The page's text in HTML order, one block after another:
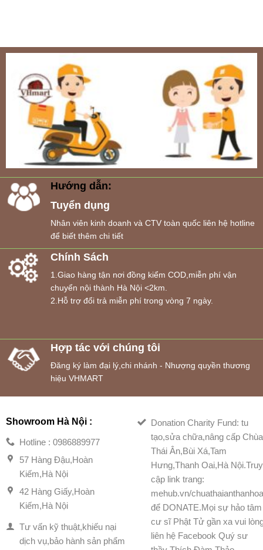
Hướng dẫn:
Tuyển dụng
Nhân viên kinh doanh và CTV toàn quốc liên hệ hotline
để biết thêm chi tiết
Chính Sách
1.Giao hàng tận nơi đồng kiểm COD,miễn phí vận
chuyển nội thành Hà Nội <2km.
2.Hỗ trợ đổi trả miễn phí trong vòng 7 ngày.
Hợp tác với chúng tôi
Đăng ký làm đại lý,chi nhánh - Nhượng quyền thương
hiệu VHMART
Showroom Hà Nội :
Hotline : 0986889977
57 Hàng Đậu,Hoàn
Kiếm,Hà Nội
42 Hàng Giấy,Hoàn
Kiếm,Hà Nội
Tư vấn kỹ thuật,khiếu nại
dịch vụ,bảo hành sản phẩm
Donation Charity Fund: tu
tạo,sửa chữa,nâng cấp Chùa
Thái Ân,Bùi Xá,Tam
Hưng,Thanh Oai,Hà Nội.Truy
cập link trang:
mehub.vn/
để DONATE.Mọi sự hảo tâm
cư sĩ Phật Tử gần xa vui
liên hệ Facebook Quý sư